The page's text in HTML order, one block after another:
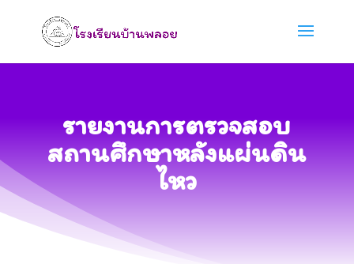
รายงานการตรวจสอบ
สถานศึกษาหลังแผ่นดิน
ไหว